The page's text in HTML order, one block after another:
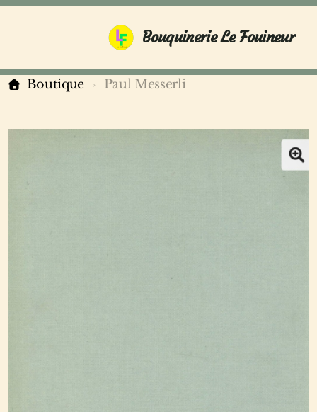
Bouquinerie Le Fouineur
Boutique Paul Messerli